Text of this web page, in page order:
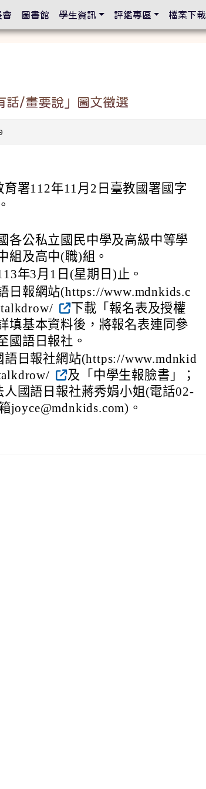
話/畫要說」圖文徵選
署112年11月2日臺教國署國字
各公私立國民中學及高級中等學
組及高中(職)組。
年3月1日(星期日)止。
日報網站(https://www.mdnkids.c
下載「報名表及授權
填基本資料後，將報名表連同參
國語日報社。
日報社網站(https://www.mdnkid
及「中學生報臉書」；
國語日報社蔣秀娟小姐(電話02-
joyce@mdnkids.com)。
會 圖書館 學生資訊 評鑑專區 檔案下載